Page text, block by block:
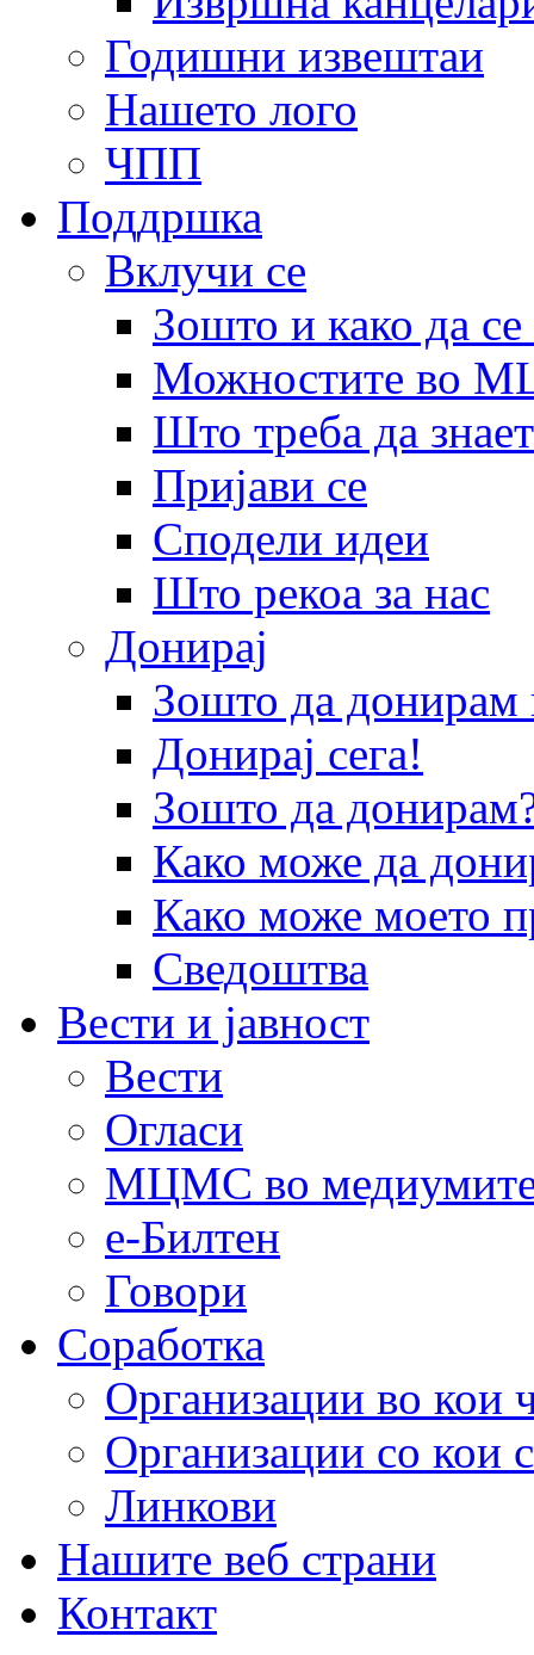
Годишни извештаи
Нашето лого
ЧПП
Поддршка
Вклучи се
Зошто и како да
Можностите во
Што треба да
Пријави се
Сподели идеи
Што рекоа за нас
Донирај
Зошто да
Донирај сега!
Зошто да
Како може да
Како може моето
Сведоштва
Вести и јавност
Вести
Огласи
МЦМС во
е-Билтен
Говори
Соработка
Организации во кои
Организации со кои
Линкови
Нашите веб страни
Контакт